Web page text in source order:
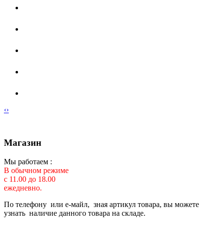
‹›
Магазин
Мы работаем :
В обычном режиме
с 11.00 до 18.00
ежедневно.
По телефону или е-майл, зная артикул товара, вы можете
узнать наличие данного товара на складе.